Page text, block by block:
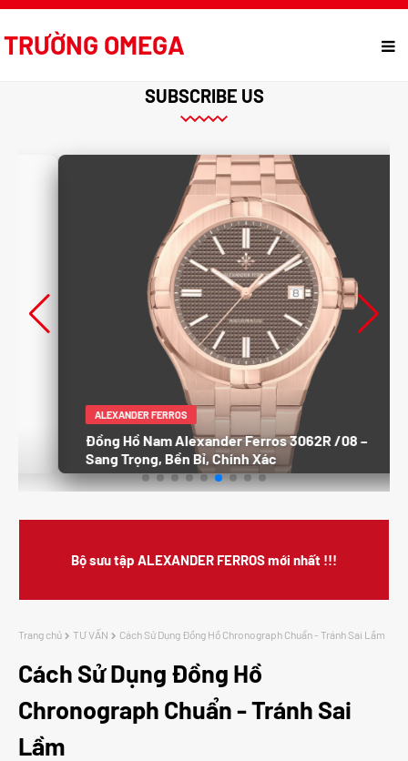
TRƯỜNG OMEGA
SUBSCRIBE US
Đồng Hồ Nam Alexander Ferros 3062R /08 –
Sang Trọng, Bền Bỉ, Chính Xác
Bộ sưu tập ALEXANDER FERROS mới nhất !!!
Trang chủ TƯ VẤN Cách Sử Dụng Đồng Hồ Chronograph Chuẩn - Tránh Sai Lầm
Cách Sử Dụng Đồng Hồ
Chronograph Chuẩn - Tránh Sai
Lầm